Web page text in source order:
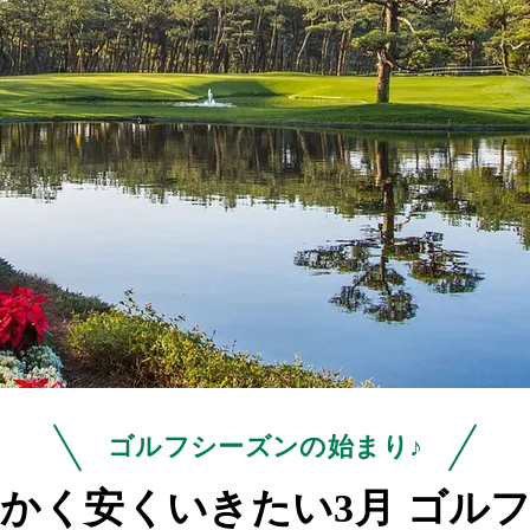
ゴルフシーズンの始まり♪
く安くいきたい3月 ゴル